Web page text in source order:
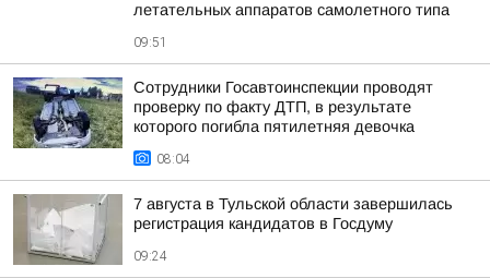
летательных аппаратов самолетного типа
09:51
Сотрудники Госавтоинспекции проводят
проверку по факту ДТП, в результате
которого погибла пятилетняя девочка
08:04
7 августа в Тульской области завершилась
регистрация кандидатов в Госдуму
09:24